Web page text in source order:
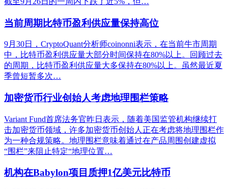
当前周期比特币盈利供应量保持高位
9月30日，CryptoQuant分析师coinonni表示，在当前牛市周期
中，比特币盈利供应量大部分时间保持在80%以上。回顾过去
的周期，比特币盈利供应量大多保持在80%以上。虽然最近夏
季曾短暂多次…
加密货币行业创始人考虑地理围栏策略
Variant Fund首席法务官昨日表示，随着美国监管机构继续打
击加密货币领域，许多加密货币创始人正在考虑将地理围栏作
为一种合规策略。地理围栏意味着通过在产品周围创建虚拟
“围栏”来阻止特定“地理位置…
机构在Babylon项目质押1亿美元比特币